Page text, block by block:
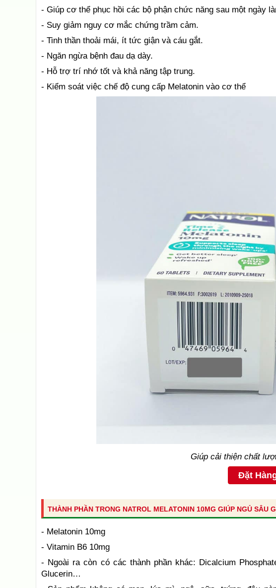
- Giúp cơ thể phục hồi các bộ phận chức năng sau một ngày
- Suy giảm nguy cơ mắc chứng trầm cảm.
- Tinh thần thoải mái, ít tức giận và cáu gắt.
- Ngăn ngừa bệnh đau dạ dày.
- Hỗ trợ trí nhớ tốt và khả năng tập trung.
- Kiểm soát việc chế độ cung cấp Melatonin vào cơ thể
Giúp cải thiện chất
Đặt
THÀNH PHẦN TRONG NATROL MELATONIN 10MG GIÚP NGỦ SÂU
- Melatonin 10mg
- Vitamin B6 10mg
- Ngoài ra còn có các thành phần khác: Dicalcium
Glucerin…